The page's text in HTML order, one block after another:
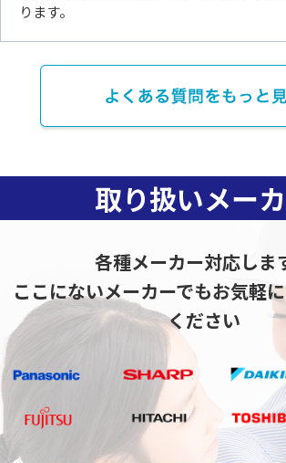
ります。
取り扱いメー
各種メーカー対応しま
ここにないメーカーでもお気軽
ください